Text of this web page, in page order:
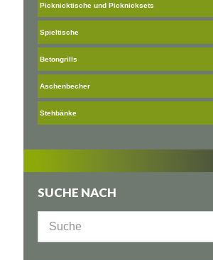
Picknicktische und Picknicksets
Spieltische
Betongrills
Aschenbecher
Stehbänke
SUCHE NACH